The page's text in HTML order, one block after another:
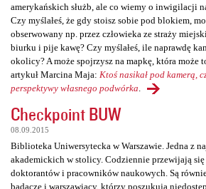
amerykańskich służb, ale co wiemy o inwigilacji
Czy myślałeś, że gdy stoisz sobie pod blokiem,
obserwowany np. przez człowieka ze straży
biurku i pije kawę? Czy myślałeś, ile naprawdę
okolicy? A może spojrzysz na mapkę, która może
artykuł Marcina Maja: Ktoś nasikał pod kamerą,
perspektywy własnego podwórka
Checkpoint BUW
08.09.2015
Biblioteka Uniwersytecka w Warszawie. Jedna z
akademickich w stolicy. Codziennie przewijają
doktorantów i pracowników naukowych. Są
badacze i warszawiacy, którzy poszukują